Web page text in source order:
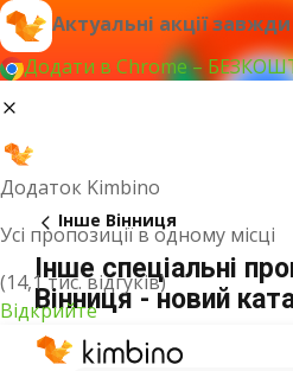
Актуальні акції
Додати в Chrome –
Додаток Kimbino
Усі пропозиції в одному місці
(14,1 тис. відгуків)
Відкрийте
Інше Вінниця
Інше спеціальні
Вінниця - новий